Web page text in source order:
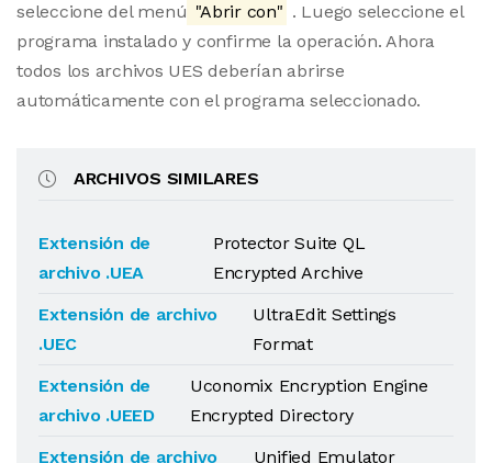
seleccione del menú "Abrir con" . Luego seleccione el
programa instalado y confirme la operación. Ahora
todos los archivos UES deberían abrirse
automáticamente con el programa seleccionado.
ARCHIVOS SIMILARES
Extensión de
archivo .UEA
Protector Suite QL
Encrypted Archive
Extensión de archivo
.UEC
UltraEdit Settings
Format
Extensión de
archivo .UEED
Uconomix Encryption Engine
Encrypted Directory
Extensión de archivo
Unified Emulator